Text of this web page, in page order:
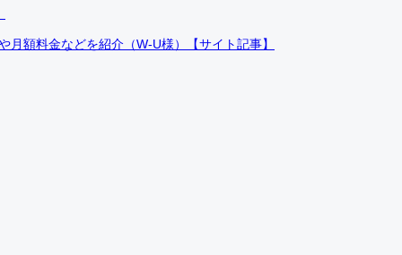
額料金などを紹介（W-U様）【サイト記事】